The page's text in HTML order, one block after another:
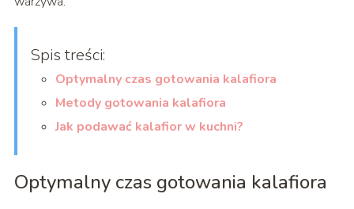
Spis treści:
Optymalny czas gotowania kalafiora
Metody gotowania kalafiora
Jak podawać kalafior w kuchni?
Optymalny czas gotowania kalafiora